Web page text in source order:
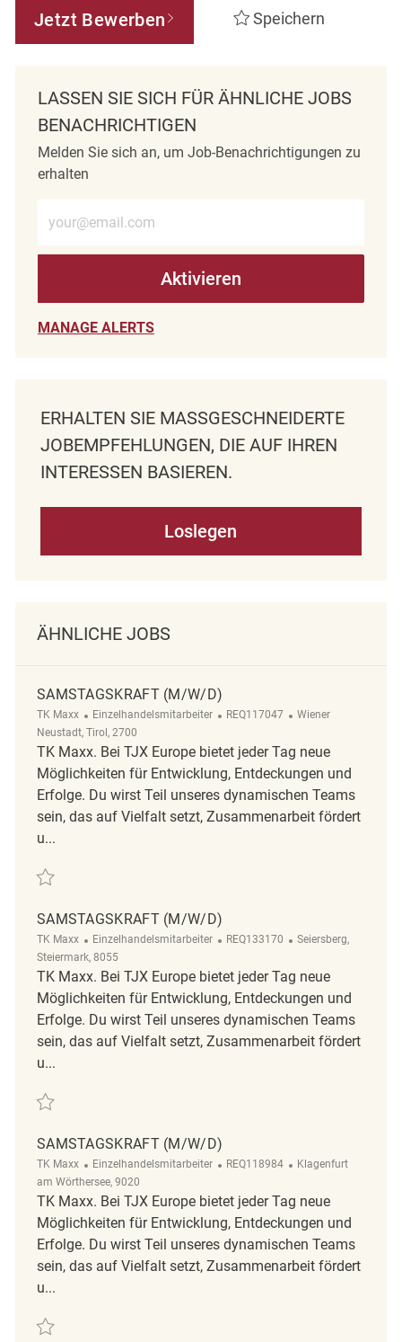
Jetzt Bewerben Speichern
LASSEN SIE SICH FÜR ÄHNLICHE JOBS
BENACHRICHTIGEN
Melden Sie sich an, um Job-Benachrichtigungen zu
erhalten
Aktivieren
MANAGE ALERTS
ERHALTEN SIE MASSGESCHNEIDERTE J
OBEMPFEHLUNGEN, DIE AUF IHREN I
NTERESSEN BASIEREN.
Loslegen
ÄHNLICHE JOBS
SAMSTAGSKRAFT (M/W/D)
TK Maxx Kategorie
Einzelhandelsmitarbeiter ReqId
REQ117047 Ort
Wiener
Neustadt, Tirol, 2700
TK Maxx. Bei TJX Europe bietet jeder Tag neue
Möglichkeiten für Entwicklung, Entdeckungen und
Erfolge. Du wirst Teil unseres dynamischen Teams
sein, das auf Vielfalt setzt, Zusammenarbeit fördert
u...
Retten Samstagskraft (m/w/d) REQ117047
SAMSTAGSKRAFT (M/W/D)
TK Maxx Kategorie
Einzelhandelsmitarbeiter ReqId
REQ133170 Ort
Seiersberg,
Steiermark, 8055
TK Maxx. Bei TJX Europe bietet jeder Tag neue
Möglichkeiten für Entwicklung, Entdeckungen und
Erfolge. Du wirst Teil unseres dynamischen Teams
sein, das auf Vielfalt setzt, Zusammenarbeit fördert
u...
Retten Samstagskraft (m/w/d) REQ133170
SAMSTAGSKRAFT (M/W/D)
TK Maxx Kategorie
Einzelhandelsmitarbeiter ReqId
REQ118984 Ort
Klagenfurt
am Wörthersee, 9020
TK Maxx. Bei TJX Europe bietet jeder Tag neue
Möglichkeiten für Entwicklung, Entdeckungen und
Erfolge. Du wirst Teil unseres dynamischen Teams
sein, das auf Vielfalt setzt, Zusammenarbeit fördert
u...
Retten Samstagskraft (m/w/d) REQ118984